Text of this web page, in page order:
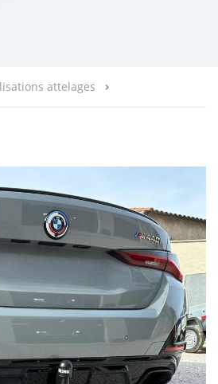
attelages